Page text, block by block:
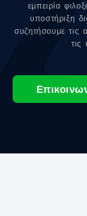
εμπειρία
υποστήριξη
συζητήσουμε τις
τις